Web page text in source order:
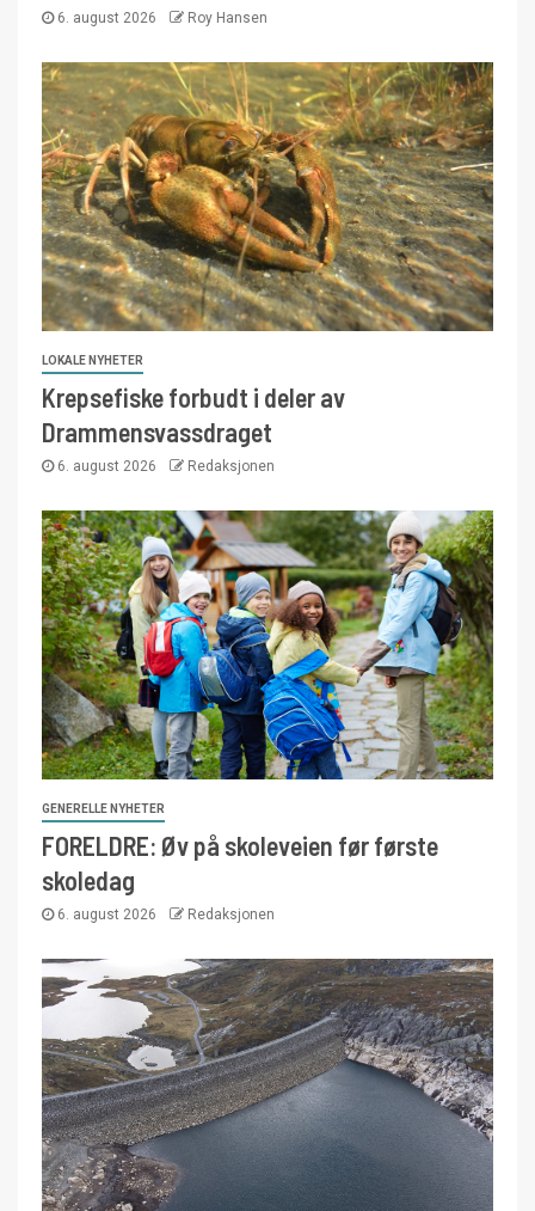
6. august 2026 Roy Hansen
LOKALE NYHETER
Krepsefiske forbudt i deler av
Drammensvassdraget
6. august 2026 Redaksjonen
GENERELLE NYHETER
FORELDRE: Øv på skoleveien før første
skoledag
6. august 2026 Redaksjonen